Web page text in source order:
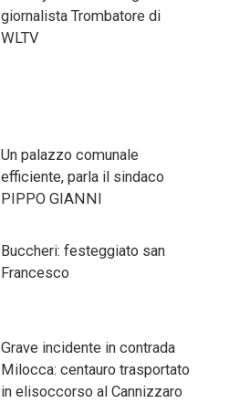
giornalista Trombatore di
WLTV
Un palazzo comunale
efficiente, parla il sindaco
PIPPO GIANNI
Buccheri: festeggiato san
Francesco
Grave incidente in contrada
Milocca: centauro trasportato
in elisoccorso al Cannizzaro